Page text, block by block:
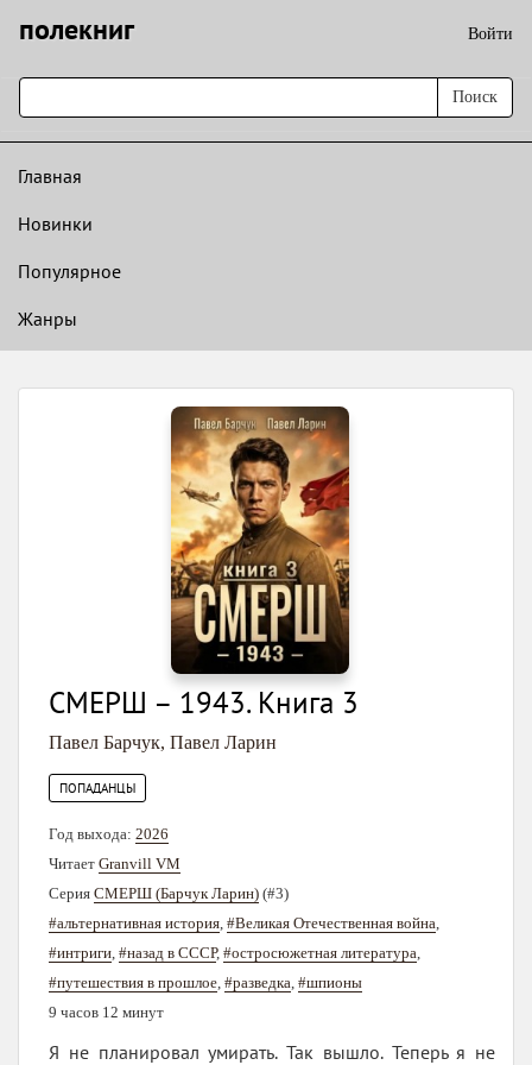
полекниг Войти
Поиск
Главная
Новинки
Популярное
Жанры
СМЕРШ – 1943. Книга 3
Павел Барчук, Павел Ларин
ПОПАДАНЦЫ
Год выхода: 2026
Читает Granvill VM
Серия СМЕРШ (Барчук Ларин) (#3)
#альтернативная история, #Великая Отечественная война,
#интриги, #назад в СССР, #остросюжетная литература,
#путешествия в прошлое, #разведка, #шпионы
9 часов 12 минут
Я не планировал умирать. Так вышло. Теперь я не